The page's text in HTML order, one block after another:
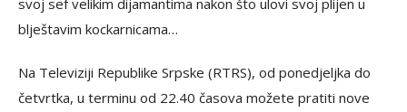
blještavim kockarnicama…
Na Televiziji Republike Srpske (RTRS), od ponedjeljka do
četvrtka, u terminu od 22.40 časova možete pratiti nove